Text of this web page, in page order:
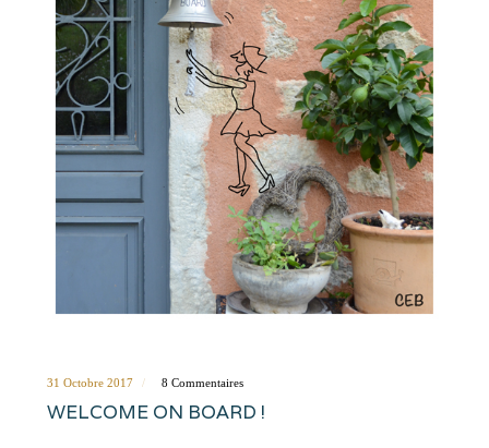
31 Octobre 2017 8 Commentaires
WELCOME ON BOARD !